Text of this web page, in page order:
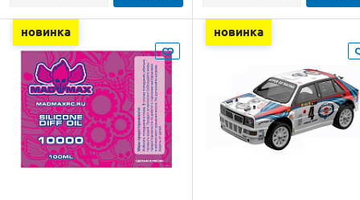
новинка новинка